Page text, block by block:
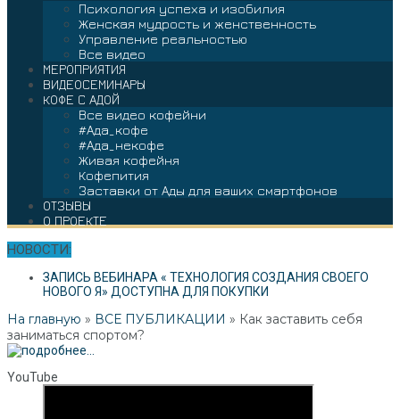
Психология успеха и изобилия
Женская мудрость и женственность
Управление реальностью
Все видео
МЕРОПРИЯТИЯ
ВИДЕОСЕМИНАРЫ
КОФЕ С АДОЙ
Все видео кофейни
#Ада_кофе
#Ада_некофе
Живая кофейня
Кофепития
Заставки от Ады для ваших смартфонов
ОТЗЫВЫ
О ПРОЕКТЕ
НОВОСТИ:
ЗАПИСЬ ВЕБИНАРА « ТЕХНОЛОГИЯ СОЗДАНИЯ СВОЕГО
НОВОГО Я» ДОСТУПНА ДЛЯ ПОКУПКИ
На главную » ВСЕ ПУБЛИКАЦИИ » Как заставить себя
заниматься спортом?
YouTube